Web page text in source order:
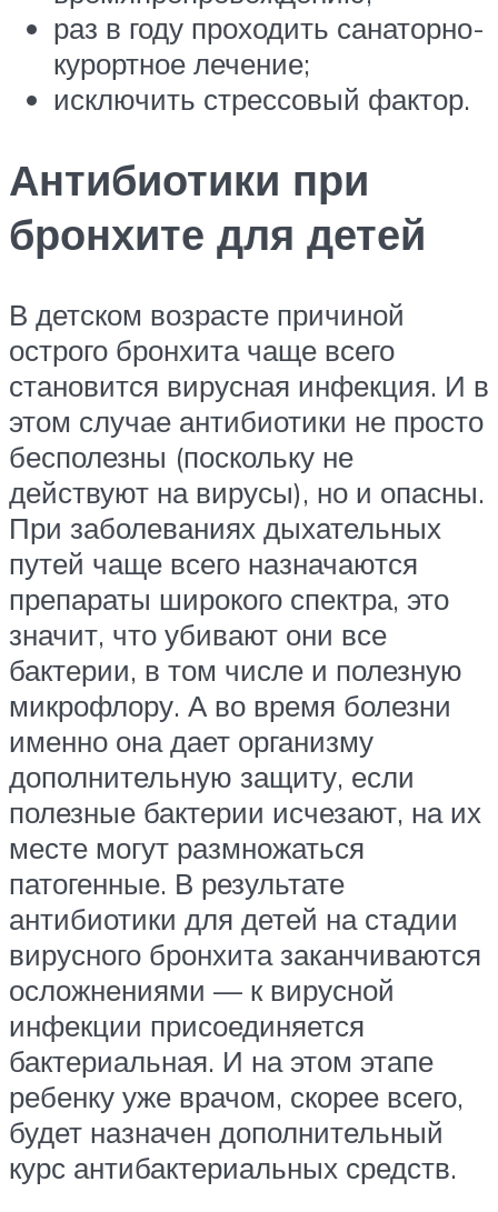
раз в году проходить санаторно-
курортное лечение;
исключить стрессовый фактор.
Антибиотики при
бронхите для детей
В детском возрасте причиной
острого бронхита чаще всего
становится вирусная инфекция. И в
этом случае антибиотики не просто
бесполезны (поскольку не
действуют на вирусы), но и опасны.
При заболеваниях дыхательных
путей чаще всего назначаются
препараты широкого спектра, это
значит, что убивают они все
бактерии, в том числе и полезную
микрофлору. А во время болезни
именно она дает организму
дополнительную защиту, если
полезные бактерии исчезают, на их
месте могут размножаться
патогенные. В результате
антибиотики для детей на стадии
вирусного бронхита заканчиваются
осложнениями — к вирусной
инфекции присоединяется
бактериальная. И на этом этапе
ребенку уже врачом, скорее всего,
будет назначен дополнительный
курс антибактериальных средств.